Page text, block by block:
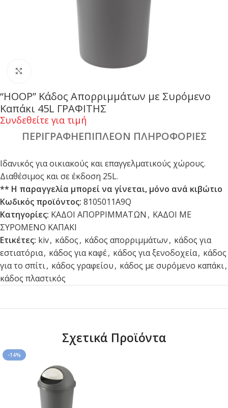
“HOOP” Κάδος Απορριμμάτων με Συρόμενο
Καπάκι 45L ΓΡΑΦΙΤΗΣ
Συνδεθείτε για τιμή
ΠΕΡΙΓΡΑΦΉΕΠΙΠΛΈΟΝ ΠΛΗΡΟΦΟΡΊΕΣ
Ιδανικός για οικιακούς και επαγγελματικούς χώρους.
Διαθέσιμος και σε έκδοση 25L.
** Η παραγγελία μπορεί να γίνεται, μόνο ανά κιβώτιο
Κωδικός προϊόντος: 8105011A9Q
Κατηγορίες: ΚΑΔΟΙ ΑΠΟΡΡΙΜΜΑΤΩΝ , ΚΑΔΟΙ ΜΕ
ΣΥΡΟΜΕΝΟ ΚΑΠΑΚΙ
Ετικέτες: kiv, κάδος, κάδος απορριμμάτων, κάδος για
εστιατόρια, κάδος για καφέ, κάδος για ξενοδοχεία, κάδος
για το σπίτι, κάδος γραφείου, κάδος με συρόμενο καπάκι,
κάδος πλαστικός
Σχετικά Προϊόντα
-14%